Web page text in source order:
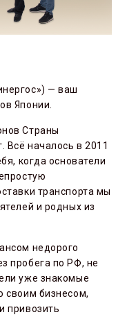
— ваш
Японии.
Страны
Всё началось в 2011
когда основатели
транспорта мы
и родных из
недорого
пробега по РФ, не
уже знакомые
своим бизнесом,
привозить